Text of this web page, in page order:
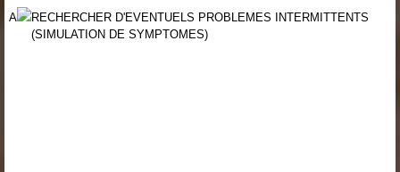
A
RECHERCHER D'EVENTUELS PROBLEMES INTERMITTENTS
(SIMULATION DE SYMPTOMES)